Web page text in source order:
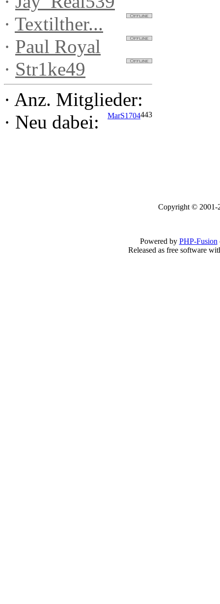
· Textilther...
· Paul Royal
· Str1ke49
· Anz. Mitglieder:
443
· Neu dabei: MarS1704
Copyright © 2001-
Powered by PHP-Fusion
Released as free software